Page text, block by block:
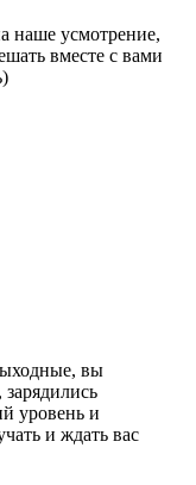
наше усмотрение,
вместе с вами
вы
уровень и
и ждать вас